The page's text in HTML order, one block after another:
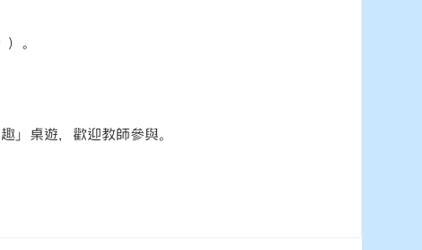
。
」桌遊，歡迎教師參與。